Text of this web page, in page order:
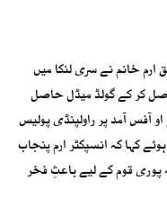
ارم خانم نے سری لنکا میں
پوزیشن حاصل کر کے گولڈ میڈل حاصل
آفس آمد پر راولپنڈی پولیس
کہا کہ انسپکٹر ارم پنجاب
پوری قوم کے لیے باعثِ فخر